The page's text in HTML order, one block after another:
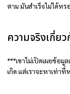
ตาม มันสำเร็จไม่ได้หร
ความจริงเกี่ย
***เขาไม่เปิดเผยข้อมู
เกิด แต่เราจะหาเท่า